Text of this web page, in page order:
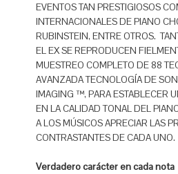
EVENTOS TAN PRESTIGIOSOS
INTERNACIONALES DE PIANO
RUBINSTEIN, ENTRE OTROS.
EL EX SE REPRODUCEN
MUESTREO COMPLETO DE 88
AVANZADA TECNOLOGÍA DE
IMAGING ™, PARA ESTABLECER
EN LA CALIDAD TONAL DEL
A LOS MÚSICOS APRECIAR LAS
CONTRASTANTES DE CADA UNO.
Verdadero carácter en cada nota